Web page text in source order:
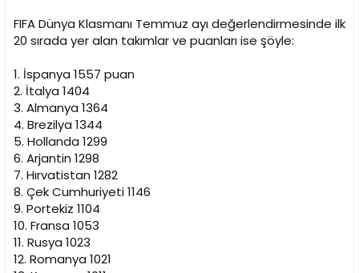
FIFA Dünya Klasmanı Temmuz ayı değerlendirmesinde ilk
20 sırada yer alan takımlar ve puanları ise şöyle:
1. İspanya 1557 puan
2. İtalya 1404
3. Almanya 1364
4. Brezilya 1344
5. Hollanda 1299
6. Arjantin 1298
7. Hırvatistan 1282
8. Çek Cumhuriyeti 1146
9. Portekiz 1104
10. Fransa 1053
11. Rusya 1023
12. Romanya 1021